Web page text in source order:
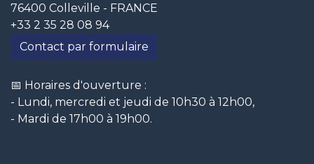
76400 Colleville - FRANCE
+33 2 35 28 08 94
Contact par formulaire
📅 Horaires d'ouverture :
- Lundi, mercredi et jeudi de 10h30 à 12h00,
- Mardi de 17h00 à 19h00.